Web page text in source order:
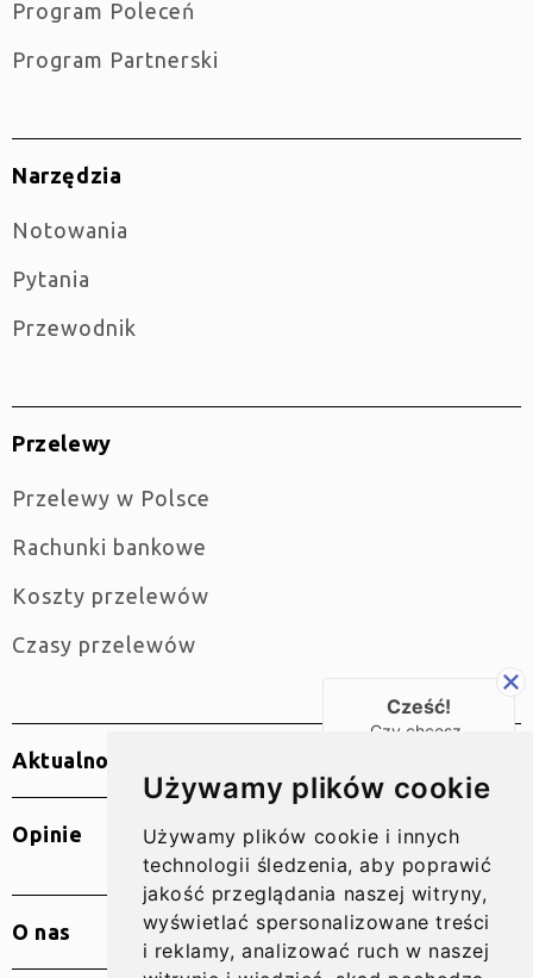
Używamy plików cookie
Używamy plików cookie i innych
technologii śledzenia, aby poprawić
jakość przeglądania naszej witryny,
wyświetlać spersonalizowane treści
i reklamy, analizować ruch w naszej
Program Poleceń
Program Partnerski
Narzędzia
Notowania
Pytania
Przewodnik
Przelewy
Przelewy w Polsce
Rachunki bankowe
Koszty przelewów
Czasy przelewów
Aktualności
Opinie
O nas
Cześć!
Czy chcesz,
do Ciebie za darmo
w28sekund?
TAK